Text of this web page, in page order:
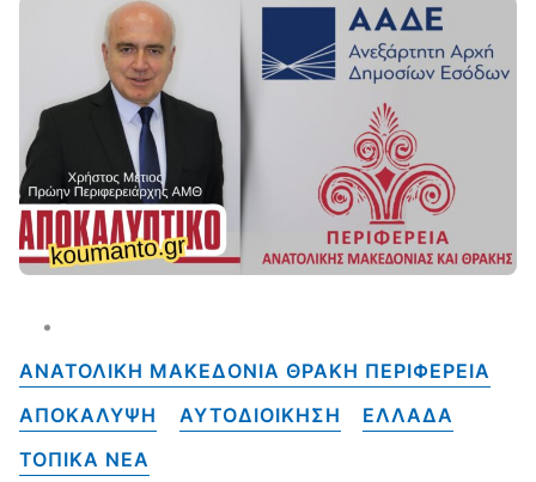
ΑΝΑΤΟΛΙΚΗ ΜΑΚΕΔΟΝΙΑ ΘΡΑΚΗ ΠΕΡΙΦΕΡΕΙΑ
ΑΠΟΚΑΛΥΨΗ
ΑΥΤΟΔΙΟΙΚΗΣΗ
ΕΛΛΑΔΑ
ΤΟΠΙΚΑ NEA